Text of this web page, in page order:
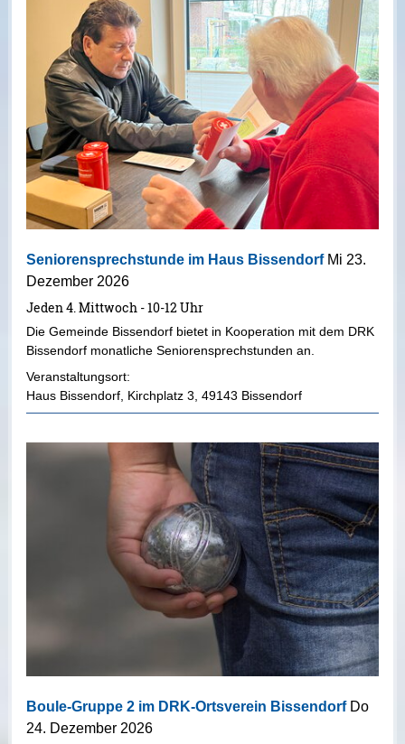
Seniorensprechstunde im Haus Bissendorf Mi 23.
Dezember 2026
Veranstaltungsort:
Haus Bissendorf, Kirchplatz 3 49143 Bissendorf
Jeden 4. Mittwoch - 10-12 Uhr
Die Gemeinde Bissendorf bietet in Kooperation mit dem DRK
Bissendorf monatliche Seniorensprechstunden an.
Boule-Gruppe 2 im DRK-Ortsverein Bissendorf Do
24. Dezember 2026